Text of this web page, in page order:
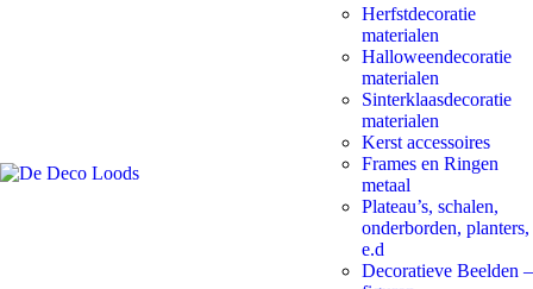
Herfstdecoratie
materialen
Halloweendecoratie
materialen
Sinterklaasdecoratie
materialen
Kerst accessoires
Frames en Ringen
metaal
Plateau’s, schalen,
onderborden, planters,
e.d
Decoratieve Beelden –